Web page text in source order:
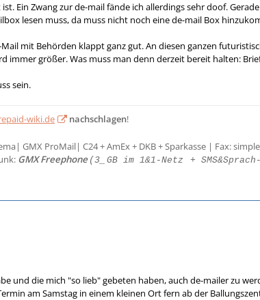
Ein Zwang zur de-mail fände ich allerdings sehr doof.
lesen muss, da muss nicht noch eine de-mail Box
mit Behörden klappt ganz gut. An diesen ganzen
immer größer. Was muss man denn derzeit bereit halten:
sein.
wiki.de nachschlagen!
GMX ProMail| C24 + AmEx + DKB + Sparkasse | Fax:
GMX Freephone (3_ GB im 1&1-Netz +
und die mich "so lieb" gebeten haben, auch de-mailer zu
am Samstag in einem kleinen Ort fern ab der